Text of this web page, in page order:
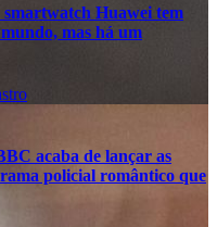
smartwatch Huawei tem
mas há um
acaba de lançar as
policial romântico que